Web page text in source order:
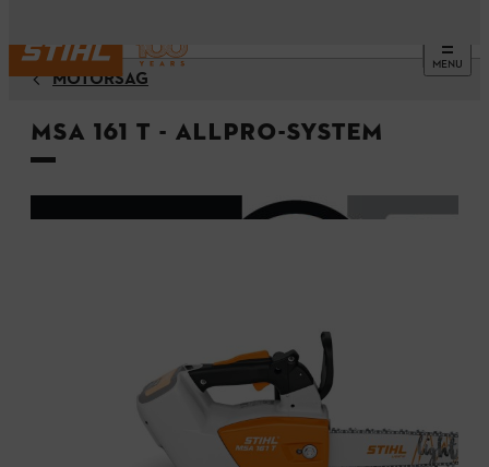
MENU
MOTORSÅG
MSA 161 T - ALLPRO-system